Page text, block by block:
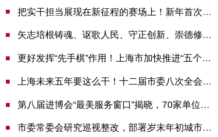
把实干担当展现在新征程的赛场上！新年首次市委季度工作会议举行，陈吉宁作工作点评
矢志培根铸魂、讴歌人民、守正创新、崇德修身！这场座谈会上，陈吉宁对全市文化战线提出期望
更好发挥“先手棋”作用！上海市加快推进“五个中心”建设领导小组会议举行
上海未来五年要这么干！十二届市委八次全会审议通过上海“十五五”规划建议
第八届进博会“最美服务窗口”揭晓，70家单位诠释“上海服务”温度
市委常委会研究巡视整改，部署岁末年初城市安全工作